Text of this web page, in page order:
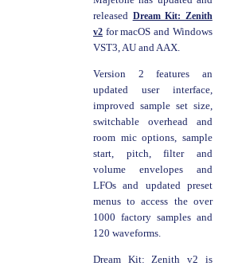
released Dream Kit: Zenith
v2 for macOS and Windows
VST3, AU and AAX.
Version 2 features an
updated user interface,
improved sample set size,
switchable overhead and
room mic options, sample
start, pitch, filter and
volume envelopes and
LFOs and updated preset
menus to access the over
1000 factory samples and
120 waveforms.
Dream Kit: Zenith v2 is